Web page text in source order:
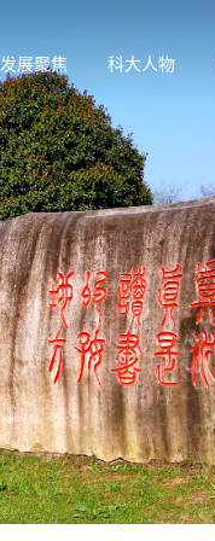
发展聚焦 科大人物